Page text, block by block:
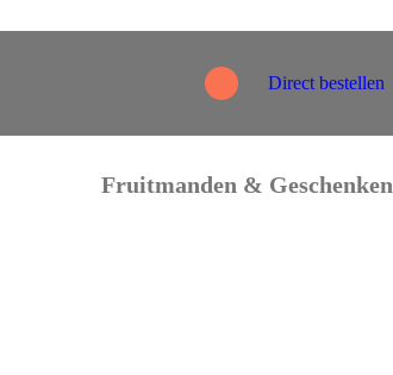
Direct bestellen
Fruitmanden & Geschenken